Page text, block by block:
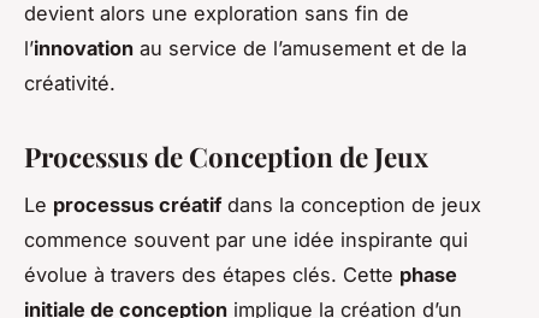
devient alors une exploration sans fin de
l’innovation au service de l’amusement et de la
créativité.
Processus de Conception de Jeux
Le processus créatifdans la conception de jeux
commence souvent par une idée inspirante qui
évolue à travers des étapes clés. Cette phase
initiale de conception implique la création d’un